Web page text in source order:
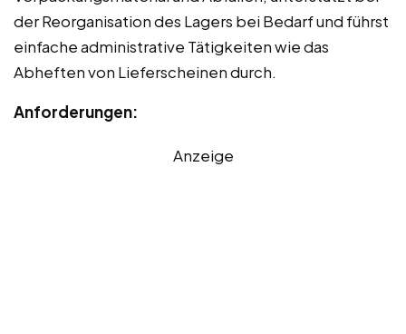
der Reorganisation des Lagers bei Bedarf und führst
einfache administrative Tätigkeiten wie das
Abheften von Lieferscheinen durch.
Anforderungen:
Anzeige